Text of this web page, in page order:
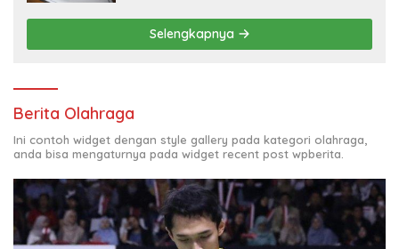
Selengkapnya
Berita Olahraga
Ini contoh widget dengan style gallery pada kategori olahraga,
anda bisa mengaturnya pada widget recent post wpberita.